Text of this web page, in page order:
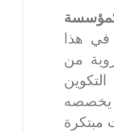
كمؤسسة
في هذا
من
يخصصه
مبتكرة